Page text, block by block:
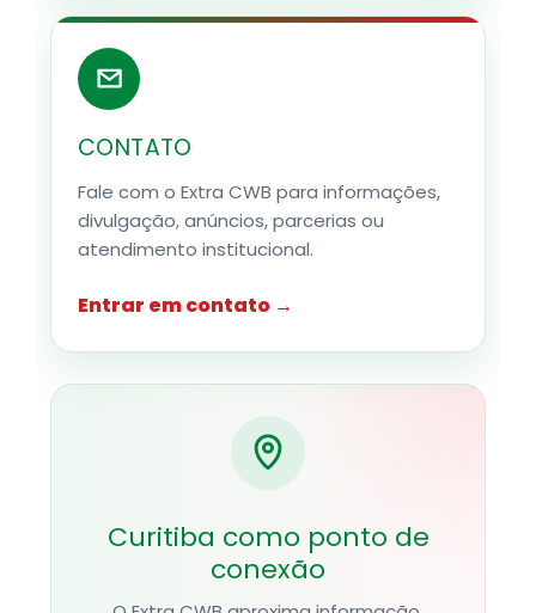
CONTATO
Fale com o Extra CWB para informações,
divulgação, anúncios, parcerias ou
atendimento institucional.
Entrar em contato →
Curitiba como ponto de
conexão